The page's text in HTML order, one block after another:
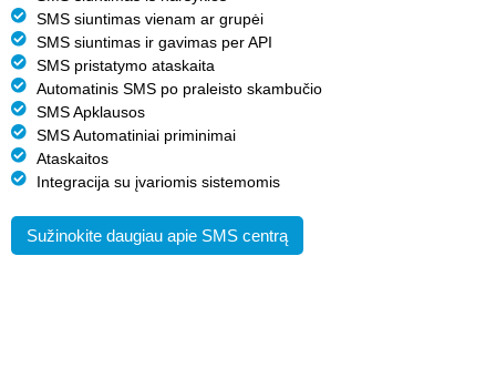
SMS siuntimas vienam ar grupėi
SMS siuntimas ir gavimas per API
SMS pristatymo ataskaita
Automatinis SMS po praleisto skambučio
SMS Apklausos
SMS Automatiniai priminimai
Ataskaitos
Integracija su įvariomis sistemomis
Sužinokite daugiau apie SMS centrą